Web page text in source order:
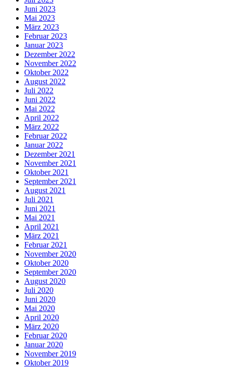
Juni 2023
Mai 2023
März 2023
Februar 2023
Januar 2023
Dezember 2022
November 2022
Oktober 2022
August 2022
Juli 2022
Juni 2022
Mai 2022
April 2022
März 2022
Februar 2022
Januar 2022
Dezember 2021
November 2021
Oktober 2021
September 2021
August 2021
Juli 2021
Juni 2021
Mai 2021
April 2021
März 2021
Februar 2021
November 2020
Oktober 2020
September 2020
August 2020
Juli 2020
Juni 2020
Mai 2020
April 2020
März 2020
Februar 2020
Januar 2020
November 2019
Oktober 2019